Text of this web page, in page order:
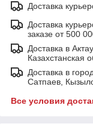
Доставка
Доставка
заказе от 500
Доставка в
Казахстанская
Доставка в
Сатпаев,
Все условия